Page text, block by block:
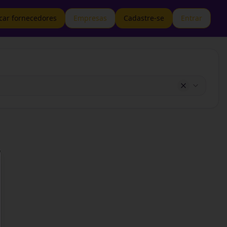
fornecedores Empresas Cadastre-se Entrar